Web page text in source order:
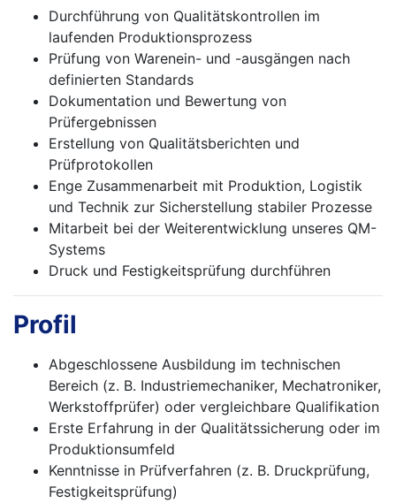
Durchführung von Qualitätskontrollen im
laufenden Produktionsprozess
Prüfung von Warenein- und -ausgängen nach
definierten Standards
Dokumentation und Bewertung von
Prüfergebnissen
Erstellung von Qualitätsberichten und
Prüfprotokollen
Enge Zusammenarbeit mit Produktion, Logistik
und Technik zur Sicherstellung stabiler Prozesse
Mitarbeit bei der Weiterentwicklung unseres QM-
Systems
Druck und Festigkeitsprüfung durchführen
Profil
Abgeschlossene Ausbildung im technischen
Bereich (z. B. Industriemechaniker, Mechatroniker,
Werkstoffprüfer) oder vergleichbare Qualifikation
Erste Erfahrung in der Qualitätssicherung oder im
Produktionsumfeld
Kenntnisse in Prüfverfahren (z. B. Druckprüfung,
Festigkeitsprüfung)